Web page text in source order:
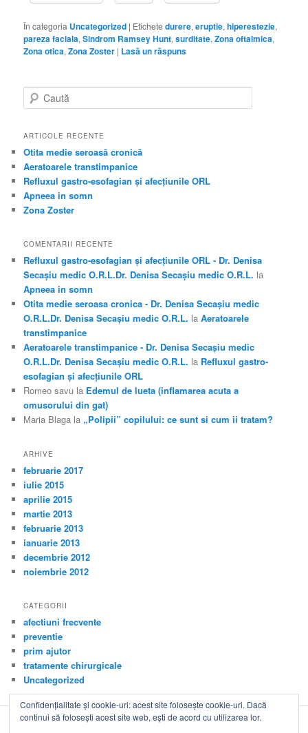
În categoria Uncategorized | Etichete durere,eruptie,hiperestezie,
pareza faciala,Sindrom Ramsey Hunt,surditate,Zona oftalmica,
Zona otica,Zona Zoster | Lasă un răspuns
a
tARTICOLE RECENTE
Otita medie seroasă cronică
Aeratoarele transtimpanice
Refluxul gastro-esofagian şi afecţiunile ORL
Apneea in somn
Zona Zoster
COMENTARII RECENTE
Refluxul gastro-esofagian şi afecţiunile ORL - Dr. Denisa
Secașiu medic O.R.L.Dr. Denisa Secașiu medic O.R.L. la
Apneea in somn
Otita medie seroasa cronica - Dr. Denisa Secașiu medic
O.R.L.Dr. Denisa Secașiu medic O.R.L. laAeratoarele
transtimpanice
Aeratoarele transtimpanice - Dr. Denisa Secașiu medic
O.R.L.Dr. Denisa Secașiu medic O.R.L. la Refluxul gastro-
esofagian şi afecţiunile ORL
Romeo savu la Edemul de lueta (inflamarea acuta a
omusorului din gat)
Maria Blaga la „Polipii” copilului: ce sunt si cum ii tratam?
ARHIVE
februarie 2017
iulie 2015
aprilie 2015
martie 2013
februarie 2013
ianuarie 2013
decembrie 2012
noiembrie 2012
CATEGORII
afectiuni frecvente
preventie
prim ajutor
tratamente chirurgicale
Uncategorized
Confidențialitate și cookie-uri: acest site folosește cookie-uri. Dacă
continui să folosești acest site web, ești de acord cu utilizarea lor.